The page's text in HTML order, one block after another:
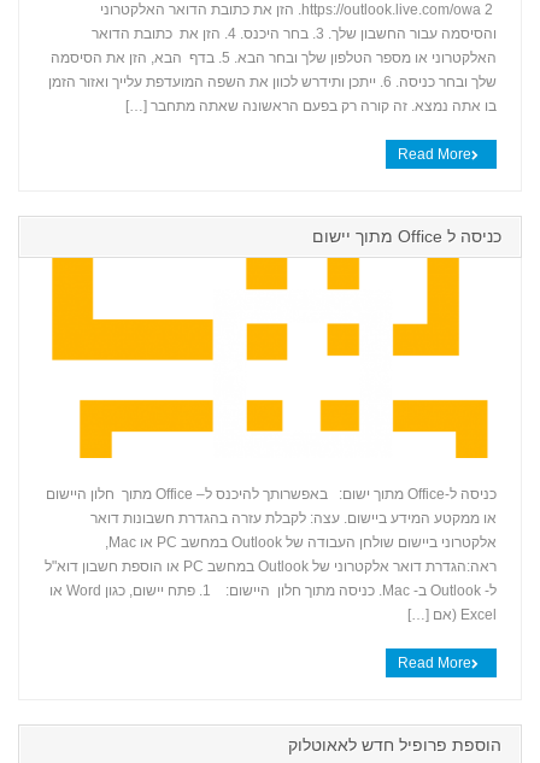
+
https://outlook.live.com/owa 2. הזן את כתובת הדואר האלקטרוני
והסיסמה עבור החשבון שלך. 3. בחר היכנס. 4. הזן את כתובת הדואר
האלקטרוני או מספר הטלפון שלך ובחר הבא. 5. בדף הבא, הזן את הסיסמה
שלך ובחר כניסה. 6. ייתכן ותידרש לכוון את השפה המועדפת עלייך ואזור הזמן
בו אתה נמצא. זה קורה רק בפעם הראשונה שאתה מתחבר […]
Read More
כניסה ל Office מתוך יישום
+
כניסה ל-Office מתוך ישום: באפשרותך להיכנס ל– Office מתוך חלון היישום
או ממקטע המידע ביישום. עצה: לקבלת עזרה בהגדרת חשבונות דואר
אלקטרוני ביישום שולחן העבודה של Outlook במחשב PC או Mac,
ראה:הגדרת דואר אלקטרוני של Outlook במחשב PC או הוספת חשבון דוא"ל
ל- Outlook ב- Mac. כניסה מתוך חלון היישום: 1. פתח יישום, כגון Word או
Excel (אם […]
Read More
‏‏הוספת פרופיל חדש לאאוטלוק